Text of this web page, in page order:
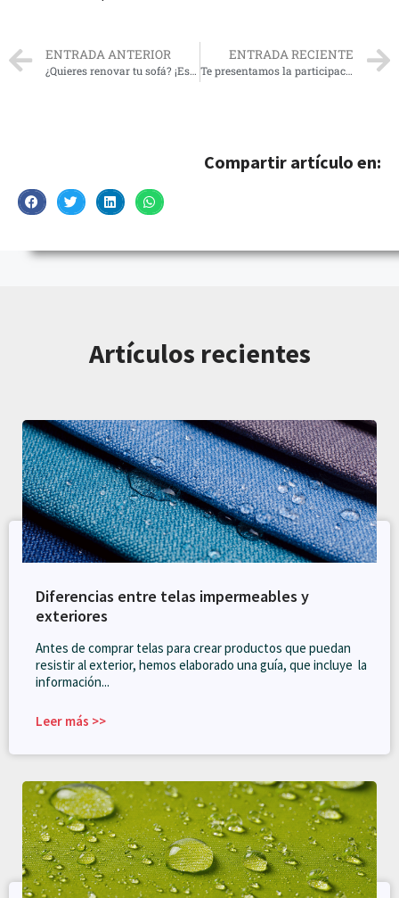
ENTRADA ANTERIOR
¿Quieres renovar tu sofá? ¡Esto es lo que necesitas para lograrlo!
ENTRADA RECIENTE
Te presentamos la participación de Calypso Proyectos en el Centro de Tratamiento e Investigación sobre Cáncer
Compartir artículo en:
Artículos recientes
Diferencias entre telas impermeables y
exteriores
Antes de comprar telas para crear productos que puedan
resistir al exterior, hemos elaborado una guía, que incluye la
información...
Leer más >>